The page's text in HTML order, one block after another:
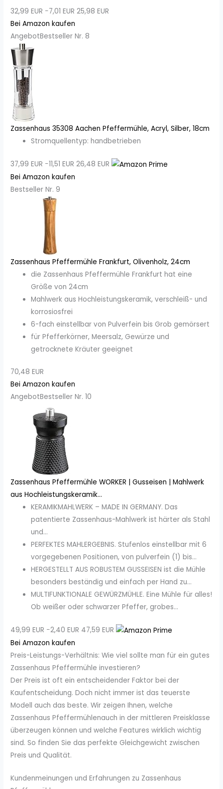
32,99 EUR −7,01 EUR 25,98 EUR
Bei Amazon kaufen
AngebotBestseller Nr. 8
Zassenhaus 35308 Aachen Pfeffermühle, Acryl, Silber, 18cm
Stromquellentyp: handbetrieben
37,99 EUR −11,51 EUR 26,48 EUR
Bei Amazon kaufen
Bestseller Nr. 9
Zassenhaus Pfeffermühle Frankfurt, Olivenholz, 24cm
die Zassenhaus Pfeffermühle Frankfurt hat eine
Größe von 24cm
Mahlwerk aus Hochleistungskeramik, verschleiß- und
korrosiosfrei
6-fach einstellbar von Pulverfein bis Grob gemörsert
für Pfefferkörner, Meersalz, Gewürze und
getrocknete Kräuter geeignet
70,48 EUR
Bei Amazon kaufen
AngebotBestseller Nr. 10
Zassenhaus Pfeffermühle WORKER | Gusseisen | Mahlwerk
aus Hochleistungskeramik...
KERAMIKMAHLWERK – MADE IN GERMANY. Das
patentierte Zassenhaus-Mahlwerk ist härter als Stahl
und...
PERFEKTES MAHLERGEBNIS. Stufenlos einstellbar mit 6
vorgegebenen Positionen, von pulverfein (1) bis...
HERGESTELLT AUS ROBUSTEM GUSSEISEN ist die Mühle
besonders beständig und einfach per Hand zu...
MULTIFUNKTIONALE GEWÜRZMÜHLE. Eine Mühle für alles!
Ob weißer oder schwarzer Pfeffer, grobes...
49,99 EUR −2,40 EUR 47,59 EUR
Bei Amazon kaufen
Preis-Leistungs-Verhältnis: Wie viel sollte man für ein gutes
Zassenhaus Pfeffermühle investieren?
Der Preis ist oft ein entscheidender Faktor bei der
Kaufentscheidung. Doch nicht immer ist das teuerste
Modell auch das beste. Wir zeigen Ihnen, welche
Zassenhaus Pfeffermühlenauch in der mittleren Preisklasse
überzeugen können und welche Features wirklich wichtig
sind. So finden Sie das perfekte Gleichgewicht zwischen
Preis und Qualität.
Kundenmeinungen und Erfahrungen zu Zassenhaus